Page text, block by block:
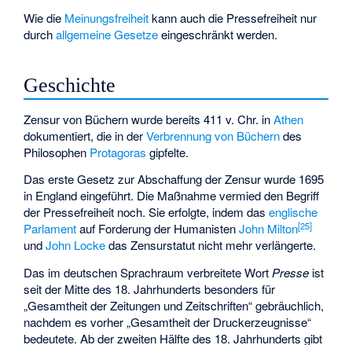
Wie die Meinungsfreiheitkann auch die Pressefreiheit nur
durchallgemeine Gesetzeeingeschränkt werden.
Geschichte
Zensur von Büchern wurde bereits 411 v. Chr. inAthen
dokumentiert, die in derVerbrennung von Bücherndes
Philosophen Protagoras gipfelte.
Das erste Gesetz zur Abschaffung der Zensur wurde 1695
in England eingeführt. Die Maßnahme vermied den Begriff
der Pressefreiheit noch. Sie erfolgte, indem dasenglische
Parlamentauf Forderung der HumanistenJohn Milton[25]
undJohn Lockedas Zensurstatut nicht mehr verlängerte.
Das im deutschen Sprachraum verbreitete Wort Presse ist
seit der Mitte des 18. Jahrhunderts besonders für
„Gesamtheit der Zeitungen und Zeitschriften“ gebräuchlich,
nachdem es vorher „Gesamtheit der Druckerzeugnisse“
bedeutete. Ab der zweiten Hälfte des 18. Jahrhunderts gibt